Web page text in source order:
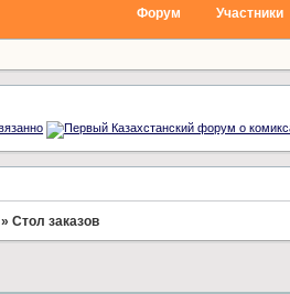
Форум Участники
»Стол заказов